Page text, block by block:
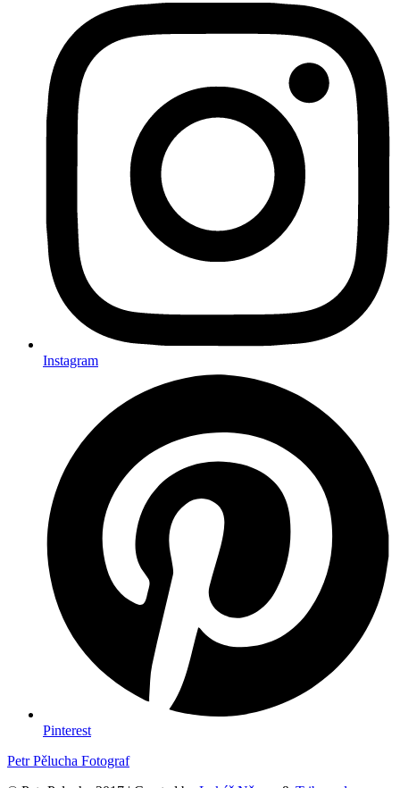
Instagram
Pinterest
Petr Pělucha Fotograf